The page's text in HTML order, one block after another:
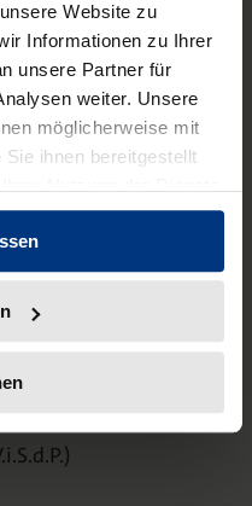
Website zu
Informationen zu Ihrer
unsere Partner für
weiter. Unsere
möglicherweise mit
ihnen bereitgestellt
Archive Bayerns
in Hagen